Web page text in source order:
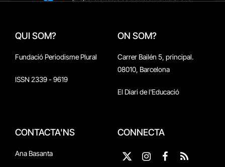
QUI SOM?
Fundació Periodisme Plural
ISSN 2339 - 9619
ON SOM?
Carrer Bailén 5, principal.
08010, Barcelona
El Diari de l'Educació
CONTACTA'NS
Ana Basanta
CONNECTA
X
Instagram
Facebook
RSS